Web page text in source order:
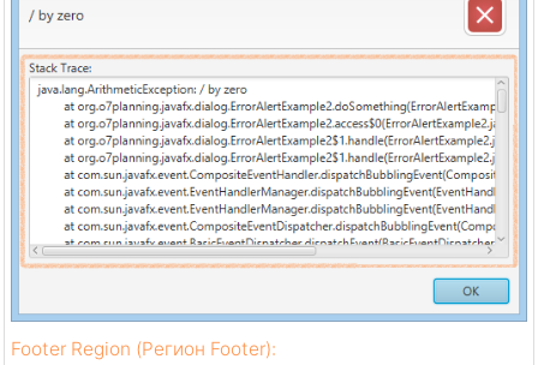
Footer Region (Регион Footer):